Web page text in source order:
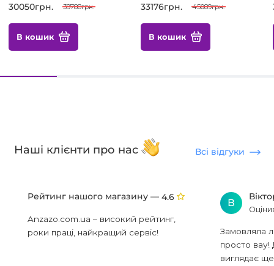
30050грн. 39788грн.
В кошик
33176грн. 45089грн.
В кошик
Наші клієнти про нас Всі відгуки
Рейтинг нашого магазину — 4.6
Anzazo.com.ua – високий рейтинг,
роки праці, найкращий сервіс!
В
Замовляла
просто вау!
виглядає